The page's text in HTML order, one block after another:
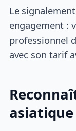
Le
engagement :
professionnel
avec son tarif
asiatique